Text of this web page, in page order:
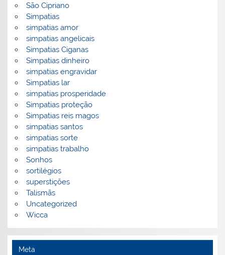
São Cipriano
Simpatias
simpatias amor
simpatias angelicais
Simpatias Ciganas
Simpatias dinheiro
simpatias engravidar
Simpatias lar
simpatias prosperidade
Simpatias proteção
Simpatias reis magos
simpatias santos
simpatias sorte
simpatias trabalho
Sonhos
sortilégios
superstições
Talismãs
Uncategorized
Wicca
Meta